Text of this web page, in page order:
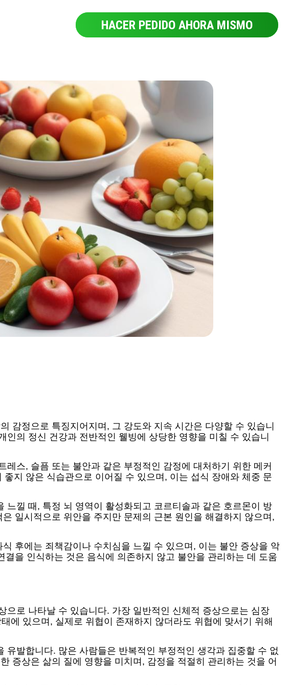
HACER PEDIDO AHORA MISMO
감정으로 특징지어지며, 그 강도와 지속 시간은 다양할 수 있습니
의 정신 건강과 전반적인 웰빙에 상당한 영향을 미칠 수 있습니
스, 슬픔 또는 불안과 같은 부정적인 감정에 대처하기 위한 메커
지 않은 식습관으로 이어질 수 있으며, 이는 섭식 장애와 체중 문
낄 때, 특정 뇌 영역이 활성화되고 코르티솔과 같은 호르몬이 방
일시적으로 위안을 주지만 문제의 근본 원인을 해결하지 않으며,
후에는 죄책감이나 수치심을 느낄 수 있으며, 이는 불안 증상을 악
을 인식하는 것은 음식에 의존하지 않고 불안을 관리하는 데 도움
로 나타날 수 있습니다. 가장 일반적인 신체적 증상으로는 심장
에 있으며, 실제로 위협이 존재하지 않더라도 위협에 맞서기 위해
발합니다. 많은 사람들은 반복적인 부정적인 생각과 집중할 수 없
증상은 삶의 질에 영향을 미치며, 감정을 적절히 관리하는 것을 어